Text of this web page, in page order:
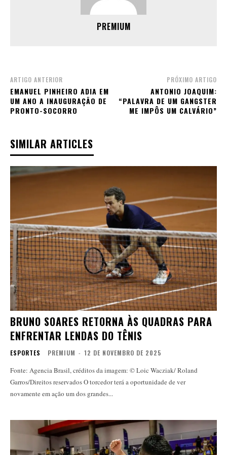
PREMIUM
ARTIGO ANTERIOR
EMANUEL PINHEIRO ADIA EM
UM ANO A INAUGURAÇÃO DE
PRONTO-SOCORRO
PRÓXIMO ARTIGO
ANTONIO JOAQUIM:
“PALAVRA DE UM GANGSTER
ME IMPÔS UM CALVÁRIO”
SIMILAR ARTICLES
BRUNO SOARES RETORNA ÀS QUADRAS PARA
ENFRENTAR LENDAS DO TÊNIS
ESPORTES PREMIUM - 12 DE NOVEMBRO DE 2025
Fonte: Agencia Brasil, créditos da imagem: © Loic Wacziak/ Roland
Garros/Direitos reservados O torcedor terá a oportunidade de ver
novamente em ação um dos grandes...